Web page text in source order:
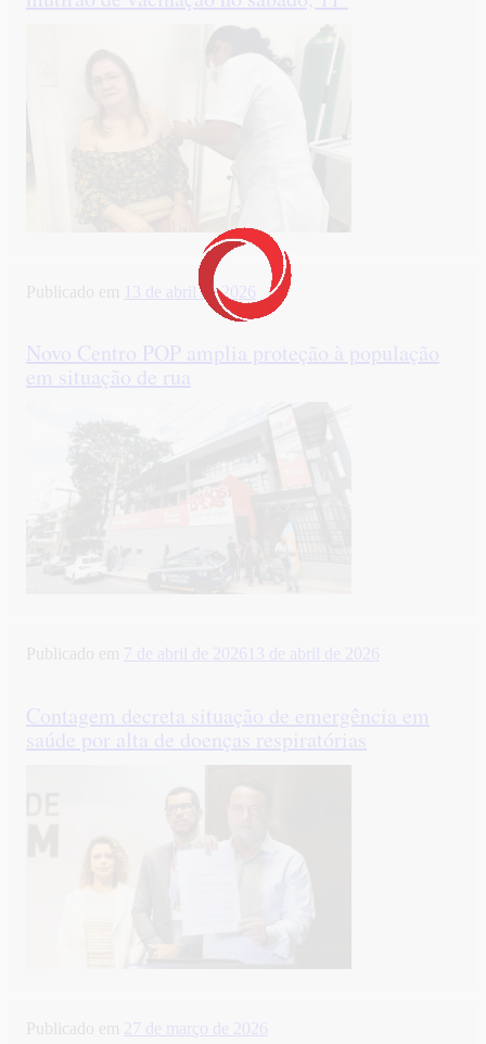
Publicado em 13 de abril de 2026
Novo Centro POP amplia proteção à população
em situação de rua
Publicado em 7 de abril de 2026 13 de abril de 2026
Contagem decreta situação de emergência em
saúde por alta de doenças respiratórias
Publicado em 27 de março de 2026